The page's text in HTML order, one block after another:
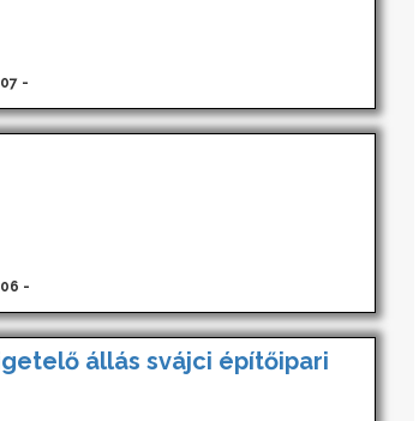
-
-
állás svájci építőipari